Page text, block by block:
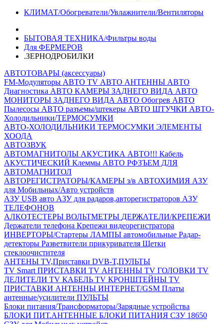
КЛИМАТ/Обогреватели/Увлажнители/Вентиляторы
БЫТОВАЯ ТЕХНИКА/Фильтры воды
Для ФЕРМЕРОВ
.ЗЕРНОДРОБИЛКИ
АВТОТОВАРЫ (аксессуары)
FM-Модуляторы АВТО TV АВТО АНТЕННЫ АВТО
Диагностика АВТО КАМЕРЫ ЗАДНЕГО ВИДА АВТО
МОНИТОРЫ ЗАДНЕГО ВИДА АВТО Обогрев АВТО
Пылесосы АВТО разъемы/штекеры АВТО ШТУЧКИ АВТО-
Холодильники/ТЕРМОСУМКИ
АВТО-ХОЛОДИЛЬНИКИ ТЕРМОСУМКИ ЭЛЕМЕНТЫ
ХООДА
АВТОЗВУК
АВТОМАГНИТОЛЫ АКУСТИКА АВТО!!! Кабель
АКУСТИЧЕСКИЙ Клеммы АВТО РФЗЪЕМ ДЛЯ
АВТОМАГНИТОЛ
АВТОРЕГИСТРАТОРЫ/КАМЕРЫ з/в АВТОХИМИЯ АЗУ
для Мобильных/Авто устройств
АЗУ USB авто АЗУ для радаров,авторегистраторов АЗУ
ТЕЛЕФОНОВ
АЛКОТЕСТЕРЫ ВОЛЬТМЕТРЫ ДЕРЖАТЕЛИ/КРЕПЕЖИ
Держатели телефона Крепежи видеорегистратора
ИНВЕРТОРЫ/Стартеры ЛАМПЫ автомобильные Радар-
детекторы Разветвители прикуривателя Щетки
стеклоочистителя
АНТЕНЫ ТV,Приставки DVB-T,ПУЛЬТЫ
TV Smart ПРИСТАВКИ TV АНТЕННЫ TV ГОЛОВКИ TV
ДЕЛИТЕЛИ TV КАБЕЛЬ TV КРОНШТЕЙНЫ TV
ПРИСТАВКИ АНТЕННЫ ИНТЕРНЕТ/GSM Платы
антенные/усилители ПУЛЬТЫ
Блоки питания/Трансформаторы/Зарядные устройства
БЛОКИ ПИТ.АНТЕННЫЕ БЛОКИ ПИТАНИЯ СЗУ 18650